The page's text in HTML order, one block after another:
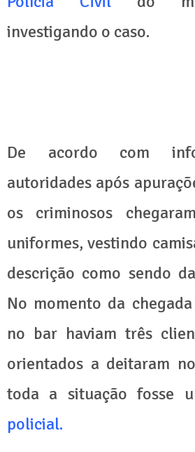
investigando o caso.
De acordo com
autoridades após
os criminosos
uniformes, vestindo
descrição como sendo
No momento da
no bar haviam três
orientados a deitaram
toda a situação fosse
policial.